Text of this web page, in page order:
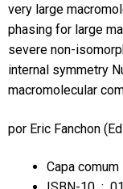
very large
phasing for large
severe non-
internal symmetry
macromolecular
por Eric Fanchon